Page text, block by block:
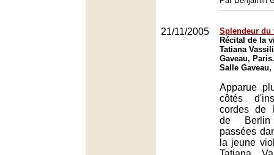
21/11/2005
Splendeur du
Récital de la
Tatiana
Gaveau, Paris.
Salle Gaveau,
Apparue
côtés
cordes de
de
passées
la jeune